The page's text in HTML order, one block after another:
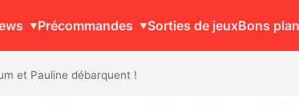
Précommandes Sorties de jeuxBons
et Pauline débarquent !